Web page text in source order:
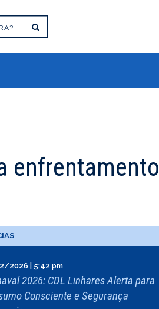
enfrentamento
2026 | 5:42 pm
2026: CDL Linhares Alerta para
Consciente e Segurança